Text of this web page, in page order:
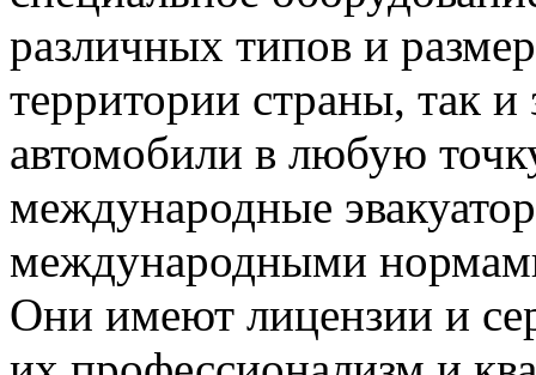
различных типов и
территории страны, так и
автомобили в любую
международные
международными
Они имеют лицензии и